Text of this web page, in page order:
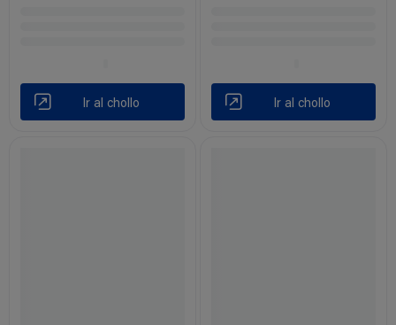
Ir al chollo Ir al chollo